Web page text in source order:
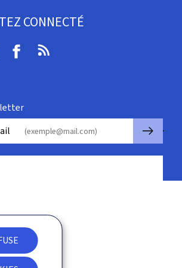
CONNECTÉ
Twitter Facebook
🡒